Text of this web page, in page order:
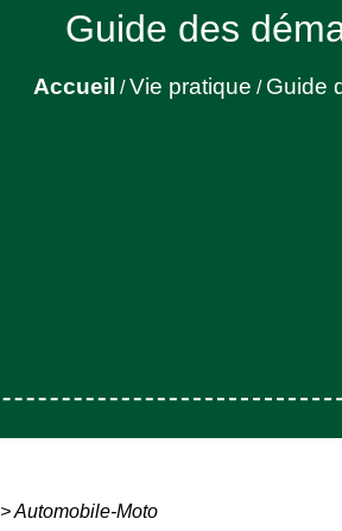
Guide des
Accueil /Vie pratique / Guide
>Automobile-Moto